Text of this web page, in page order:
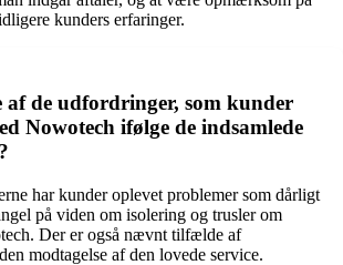
kunders erfaringer.
af de udfordringer, som kunder
Nowotech ifølge de indsamlede
har kunder oplevet problemer som dårligt
på viden om isolering og trusler om
Der er også nævnt tilfælde af
modtagelse af den lovede service.